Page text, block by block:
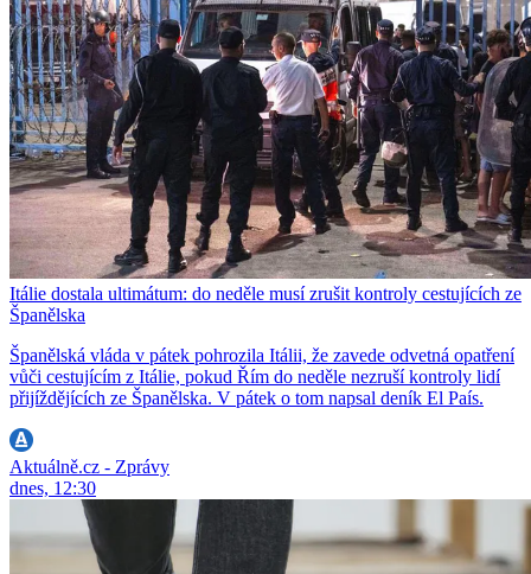
Itálie dostala ultimátum: do neděle musí zrušit kontroly cestujících ze
Španělska
Španělská vláda v pátek pohrozila Itálii, že zavede odvetná opatření
vůči cestujícím z Itálie, pokud Řím do neděle nezruší kontroly lidí
přijíždějících ze Španělska. V pátek o tom napsal deník El País.
Aktuálně.cz - Zprávy
dnes, 12:30